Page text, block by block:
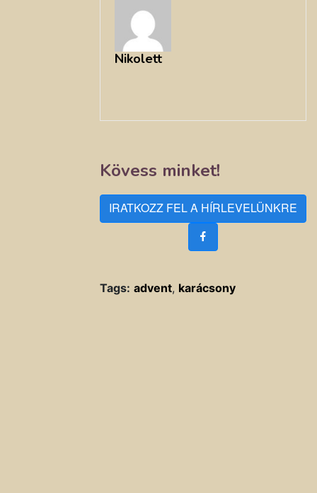
Nikolett
Kövess minket!
IRATKOZZ FEL A HÍRLEVELÜNKRE
Tags: advent, karácsony